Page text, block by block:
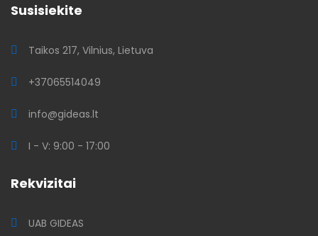
Susisiekite
Taikos 217, Vilnius, Lietuva
+37065514049
info@gideas.lt
I - V: 9:00 - 17:00
Rekvizitai
UAB GIDEAS